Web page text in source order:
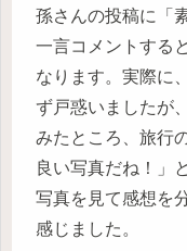
孫さんの投稿に「
一言コメントする
なります。実際に
ず戸惑いましたが
みたところ、旅行
良い写真だね！」
写真を見て感想を
感じました。